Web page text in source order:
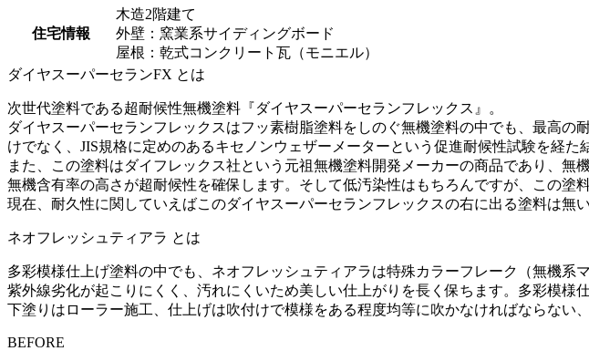
住宅情報
木造2階建て
外壁：窯業系サイディングボード
屋根：乾式コンクリート瓦（モニエル）
ダイヤスーパーセランFX とは
次世代塗料である超耐候性無機塗料『ダイヤスーパーセランフレックス』。
ダイヤスーパーセランフレックスはフッ素樹脂塗料をしのぐ無機塗料の中でも、最高
けでなく、JIS規格に定めのあるキセノンウェザーメーターという促進耐候性試験を経た
また、この塗料はダイフレックス社という元祖無機塗料開発メーカーの商品であり、無
無機含有率の高さが超耐候性を確保します。そして低汚染性はもちろんですが、この塗
現在、耐久性に関していえばこのダイヤスーパーセランフレックスの右に出る塗料は無
ネオフレッシュティアラ とは
多彩模様仕上げ塗料の中でも、ネオフレッシュティアラは特殊カラーフレーク（無機系
紫外線劣化が起こりにくく、汚れにくいため美しい仕上がりを長く保ちます。多彩模様
下塗りはローラー施工、仕上げは吹付けで模様をある程度均等に吹かなければならない
BEFORE